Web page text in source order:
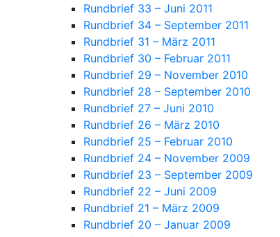
Rundbrief 33 – Juni 2011
Rundbrief 34 – September 2011
Rundbrief 31 – März 2011
Rundbrief 30 – Februar 2011
Rundbrief 29 – November 2010
Rundbrief 28 – September 2010
Rundbrief 27 – Juni 2010
Rundbrief 26 – März 2010
Rundbrief 25 – Februar 2010
Rundbrief 24 – November 2009
Rundbrief 23 – September 2009
Rundbrief 22 – Juni 2009
Rundbrief 21 – März 2009
Rundbrief 20 – Januar 2009